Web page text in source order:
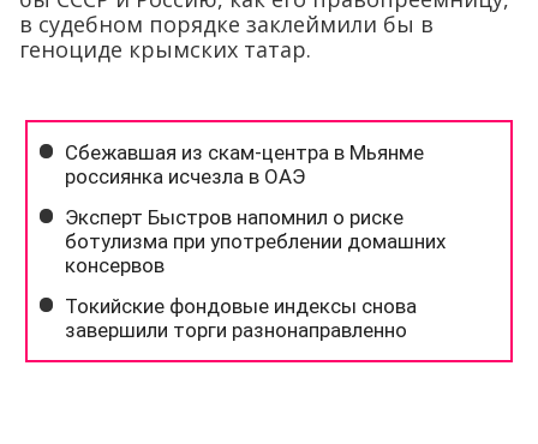
в судебном порядке заклеймили бы в
геноциде крымских татар.